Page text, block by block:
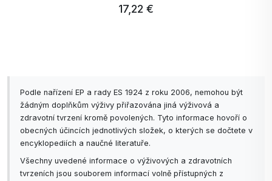
17,22 €
Podle nařízení EP a rady ES 1924 z roku 2006, nemohou být
žádným doplňkům výživy přiřazována jiná výživová a
zdravotní tvrzení kromě povolených. Tyto informace hovoří o
obecných účincích jednotlivých složek, o kterých se dočtete v
encyklopediích a naučné literatuře.
Všechny uvedené informace o výživových a zdravotních
tvrzeních jsou souborem informací volně přístupných z